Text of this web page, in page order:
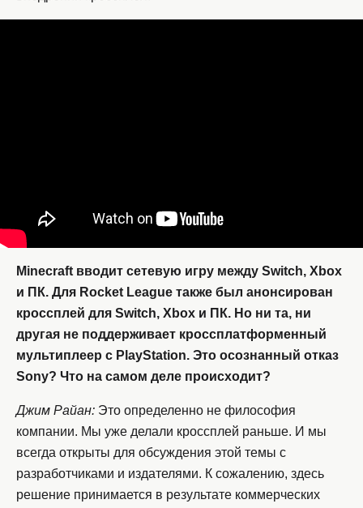
Minecraft вводит сетевую игру между Switch, Xbox
и ПК. Для Rocket League также был анонсирован
кроссплей для Switch, Xbox и ПК. Но ни та, ни
другая не поддерживает кроссплатформенный
мультиплеер с PlayStation. Это осознанный отказ
Sony? Что на самом деле происходит?
Джим Райан: Это определенно не философия
компании. Мы уже делали кроссплей раньше. И мы
всегда открыты для обсуждения этой темы с
разработчиками и издателями. К сожалению, здесь
решение принимается в результате коммерческих